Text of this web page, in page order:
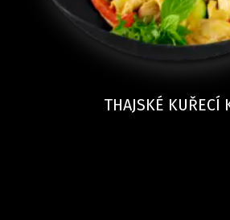
THAJSKÉ KUŘECÍ